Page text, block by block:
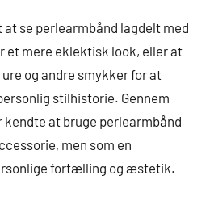
se perlearmbånd lagdelt med
et mere eklektisk look, eller at
og andre smykker for at
stilhistorie. Gennem
kendte at bruge perlearmbånd
men som en
fortælling og æstetik.